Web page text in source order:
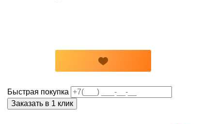
Быстрая покупка